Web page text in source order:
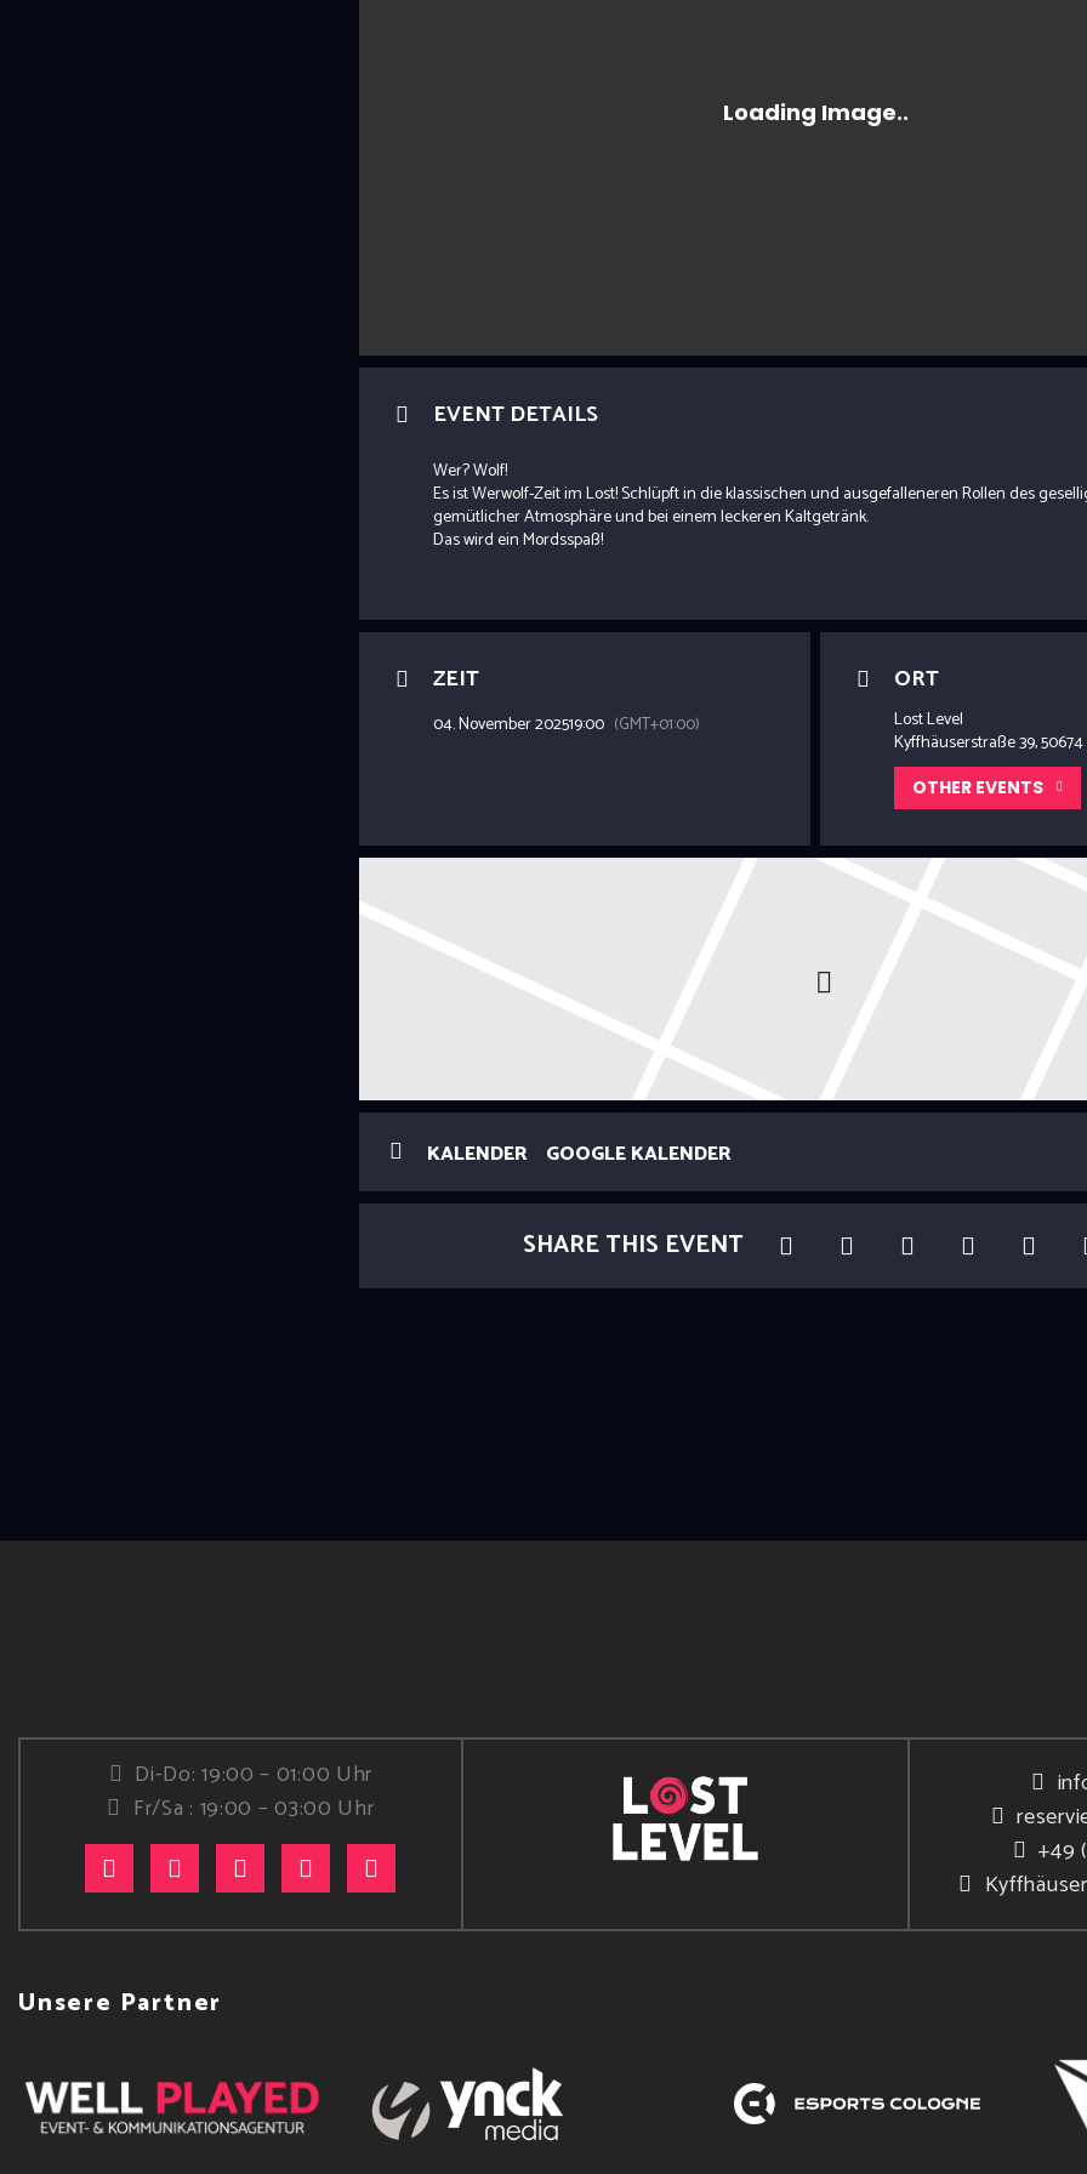
EVENT DETAILS
Wer? Wolf!
Es ist Werwolf-Zeit im Lost! Schlüpft in die klassischen und ausgefalleneren Rollen des
gemütlicher Atmosphäre und bei einem leckeren Kaltgetränk.
Das wird ein Mordsspaß!
ZEIT
04. November 202519:00 (GMT+01:00)
ORT
Lost Level
Kyffhäuserstraße 39,
OTHER EVENTS
KALENDER GOOGLE KALENDER
SHARE THIS EVENT
Di-Do: 19:00 – 01:00 Uhr
Fr/Sa : 19:00 – 03:00 Uhr
+49
Unsere Partner